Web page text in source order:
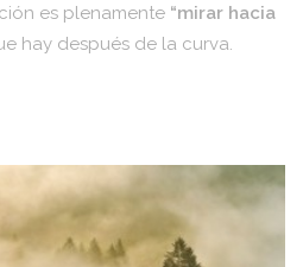
es plenamente “mirar hacia
hay después de la curva.